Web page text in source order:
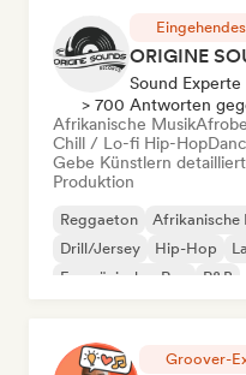
ORIGINE
Sound Experte
> 700 Antworten
Afrikanische Musik
Chill / Lo-fi Hip-Hop
Gebe Künstlern
Produktion
Reggaeton Afrikanische
Drill/Jersey
Hip-Hop
Französischer Rap
R&B
Groover-